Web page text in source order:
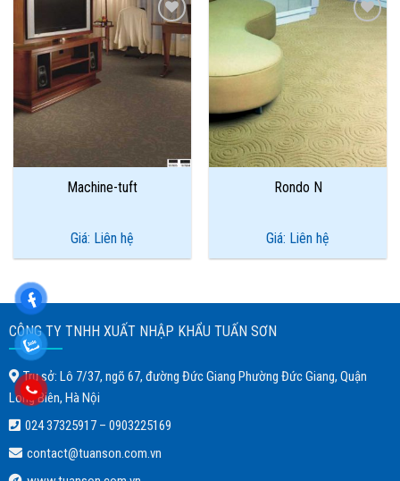
Add to
Wishlist
Machine-tuft
Giá: Liên hệ
Rondo N
Giá: Liên hệ
CÔNG TY TNHH XUẤT NHẬP KHẨU TUẤN SƠN
Trụ sở: Lô 7/37, ngõ 67, đường Đức Giang Phường Đức Giang, Quận
Long Biên, Hà Nội
024 37325917– 0903225169
contact@tuanson.com.vn